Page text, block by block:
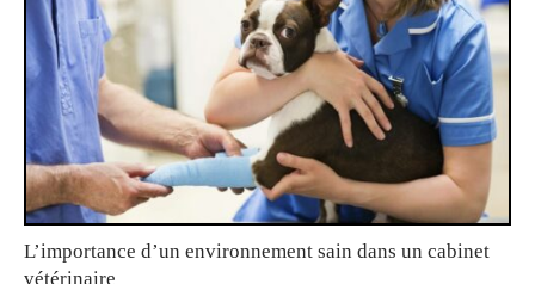
L’importance d’un environnement sain dans un cabinet
vétérinaire